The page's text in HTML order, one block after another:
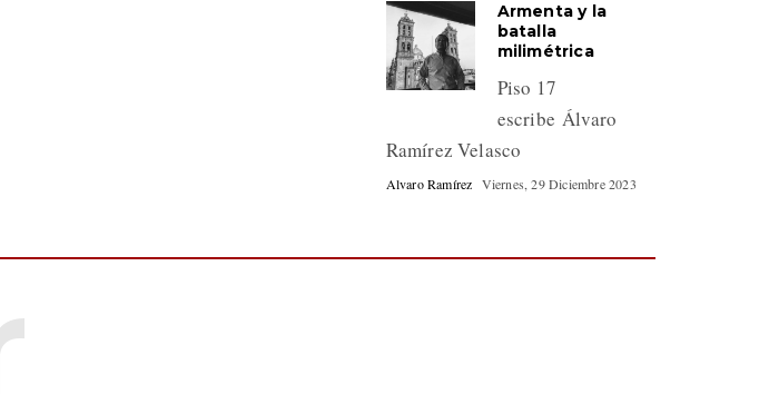
Armenta y la
batalla
milimétrica
Piso 17
escribe Álvaro
Ramírez Velasco
Alvaro Ramírez Viernes, 29 Diciembre 2023